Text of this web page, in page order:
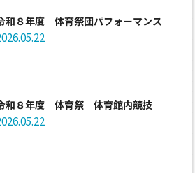
和８年度 体育祭団パフォーマンス
和８年度 体育祭 体育館内競技